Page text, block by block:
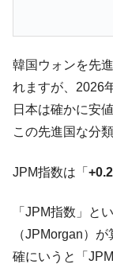
『Money1』
Fact1
日本の
塊！
Fact1
夏の甲
府県とは？
Fact1 今話題
Fact1
全て勝
える賞金とは？
Fact1 平成仮
韓国ウォンを先
れますが、2026
日本は確かに安
この先進国な分
JPM指数は「
「JPM指数」と
（JPMorgan）
確にいうと「